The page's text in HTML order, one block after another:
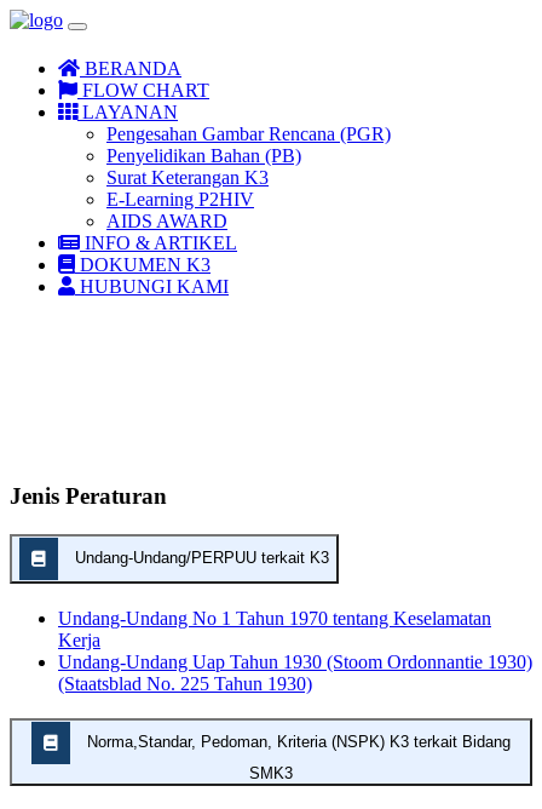
BERANDA
FLOW CHART
LAYANAN
Pengesahan Gambar Rencana (PGR)
Penyelidikan Bahan (PB)
Surat Keterangan K3
E-Learning P2HIV
AIDS AWARD
INFO & ARTIKEL
DOKUMEN K3
HUBUNGI KAMI
Jenis Peraturan
Undang-Undang/PERPUU terkait K3
Undang-Undang No 1 Tahun 1970 tentang Keselamatan
Kerja
Undang-Undang Uap Tahun 1930 (Stoom Ordonnantie 1930)
(Staatsblad No. 225 Tahun 1930)
SMK3